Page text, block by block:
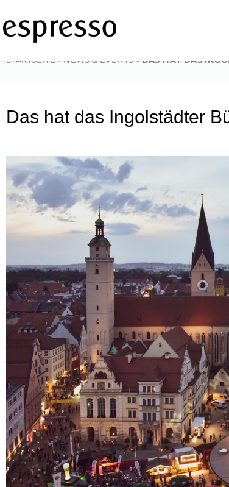
Inhalt
springen
STARTSEITE » NEWS & EVENTS » DAS HAT DAS
Das hat das Ingolstädter